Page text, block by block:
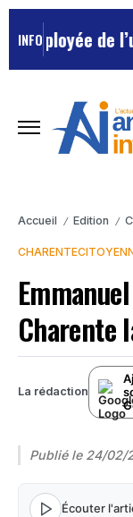
INFO de
Accueil / Edition /
CHARENTE
Charente
La rédaction
Publié le 24/02/
Écouter